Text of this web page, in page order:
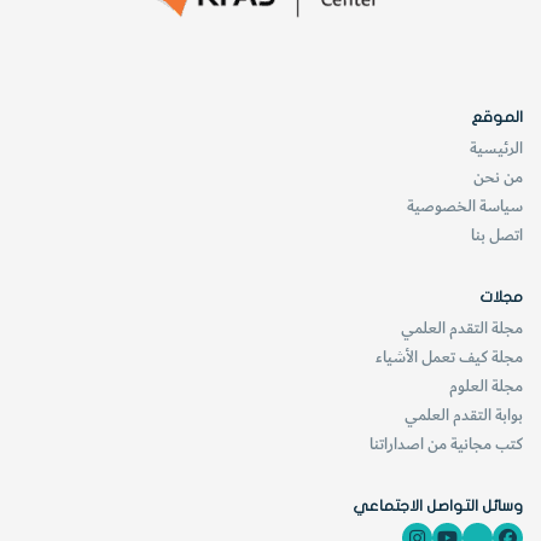
الموقع
الرئيسية
من نحن
سياسة الخصوصية
اتصل بنا
مجلات
مجلة التقدم العلمي
مجلة كيف تعمل الأشياء
مجلة العلوم
بوابة التقدم العلمي
كتب مجانية من اصداراتنا
وسائل التواصل الاجتماعي